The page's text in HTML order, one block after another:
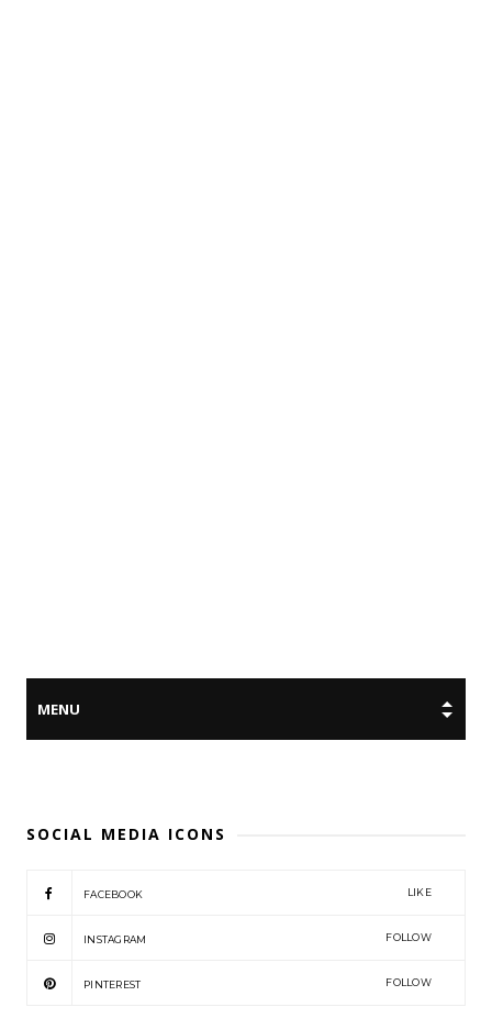
SOCIAL MEDIA ICONS
FACEBOOK LIKE
INSTAGRAM FOLLOW
PINTEREST FOLLOW